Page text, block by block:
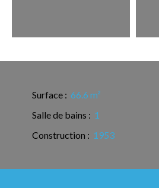
Surface : 66.6 m²
Salle de bains : 1
Construction : 1953